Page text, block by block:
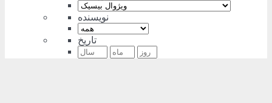
نویسنده
تاریخ